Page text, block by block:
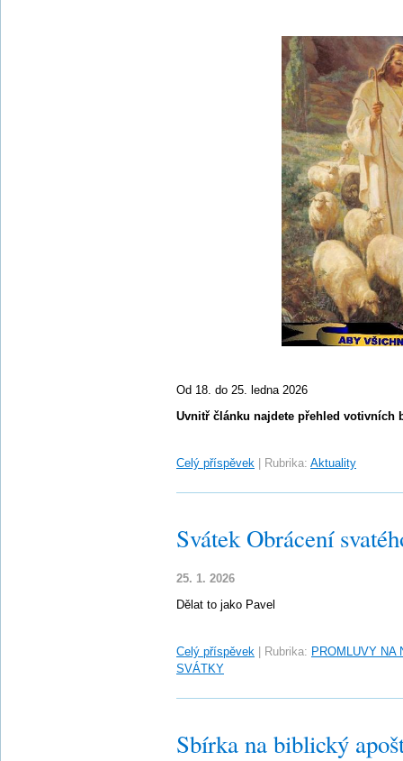
Od 18. do 25. ledna 2026
Uvnitř článku najdete přehled votivních
Celý příspěvek Rubrika: Aktuality
Svátek Obrácení
25. 1. 2026
Dělat to jako Pavel
Celý příspěvek Rubrika: PROMLUVY NA
SVÁTKY
Sbírka na biblický